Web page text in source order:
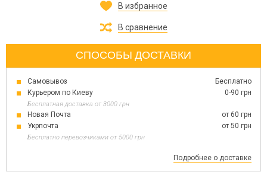
В избранное
В сравнение
СПОСОБЫ ДОСТАВКИ
Самовывоз
Бесплатно
Курьером по Киеву
0-90 грн
Бесплатная доставка от 3000 грн
Новая Почта
от 60 грн
Укрпочта
от 50 грн
Бесплатно перевозчиками от 5000 грн
Подробнее о доставке